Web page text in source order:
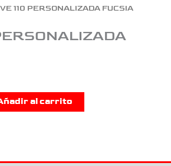
110 PERSONALIZADA FUCSIA
al carrito